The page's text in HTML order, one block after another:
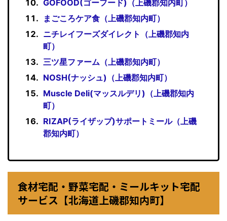
GOFOOD(ゴーフード)（上磯郡知内町）
まごころケア食（上磯郡知内町）
ニチレイフーズダイレクト（上磯郡知内
町）
三ツ星ファーム（上磯郡知内町）
NOSH(ナッシュ)（上磯郡知内町）
Muscle Deli(マッスルデリ)（上磯郡知内
町）
RIZAP(ライザップ)サポートミール（上磯
郡知内町）
食材宅配・野菜宅配・ミールキット宅配
サービス【北海道上磯郡知内町】